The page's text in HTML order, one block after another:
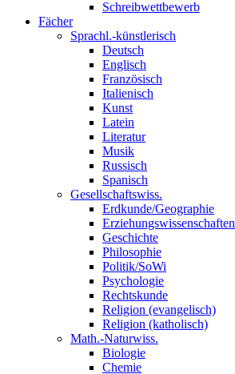
Schreibwettbewerb
Fächer
Sprachl.-künstlerisch
Deutsch
Englisch
Französisch
Italienisch
Kunst
Latein
Literatur
Musik
Russisch
Spanisch
Gesellschaftswiss.
Erdkunde/Geographie
Erziehungswissenschaften
Geschichte
Philosophie
Politik/SoWi
Psychologie
Rechtskunde
Religion (evangelisch)
Religion (katholisch)
Math.-Naturwiss.
Biologie
Chemie